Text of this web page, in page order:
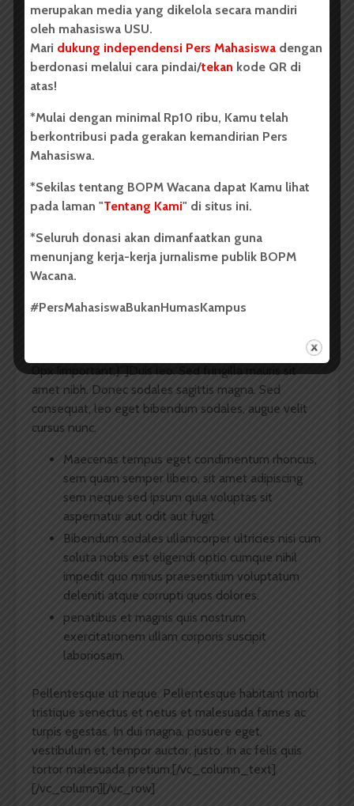
turpis egestas. Ut non enim eleifend felis pretium
feugiat. Vivamus quis mi. Phasellus a est.
magna.
Donec interdum, metus et hendrerit aliquet, dolor
Nunc nulla. Fusce risus nisl, viverra et, tempor et,
pretium in, sapien.Donec venenatis vulputate lorem.
Morbi nec metus. Phasellus blandit leo ut odio.
Maecenas ullamcorper, dui et placerat feugiat, eros
pede varius nisi, condimentum viverra felis nunc et
[/vc_column_inner][vc_column_inner width=”1/3″]
[vc_single_image image=”238″ img_size=”full”
alignment=”center” style=”vc_box_shadow”
top”][/vc_column_inner][/vc_row_inner]
0px !important;}”]Duis leo. Sed fringilla mauris sit
amet nibh. Donec sodales sagittis magna. Sed
consequat, leo eget bibendum sodales, augue velit
cursus nunc.
Maecenas tempus eget condimentum rhoncus,
sem quam semper libero, sit amet adipiscing
sem neque sed ipsum quia voluptas sit
aspernatur aut odit aut fugit.
Bibendum sodales ullamcorper ultricies nisi cum
soluta nobis est eligendi optio cumque nihil
impedit quo minus praesentium voluptatum
deleniti atque corrupti quos dolores.
penatibus et magnis quis nostrum
exercitationem ullam corporis suscipit
laboriosam.
Pellentesque ut neque. Pellentesque habitant morbi
tristique senectus et netus et malesuada fames ac
turpis egestas. In dui magna, posuere eget,
vestibulum et, tempor auctor, justo. In ac felis quis
tortor malesuada pretium.[/vc_column_text]
[/vc_column][/vc_row]
merupakan media yang dikelola secara mandiri
oleh mahasiswa USU.
Mari dukung independensi Pers Mahasiswa dengan
berdonasi melalui cara pindai/tekan kode QR di
atas!
*Mulai dengan minimal Rp10 ribu, Kamu telah
berkontribusi pada gerakan kemandirian Pers
Mahasiswa.
*Sekilas tentang BOPM Wacana dapat Kamu lihat
pada laman "Tentang Kami" di situs ini.
*Seluruh donasi akan dimanfaatkan guna
menunjang kerja-kerja jurnalisme publik BOPM
Wacana.
#PersMahasiswaBukanHumasKampus